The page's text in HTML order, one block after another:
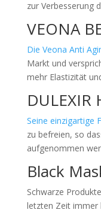
zur Verbesserung
VEONA
Die Veona Anti
Markt und
mehr Elastizität
DULEXIR
Seine einzigartige
zu befreien, so
aufgenommen
Black
Schwarze
letzten Zeit immer